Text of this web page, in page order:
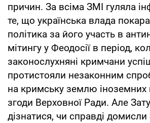
причин. За всіма ЗМІ гуляла
те, що українська влада
політика за його участь в
мітингу у Феодосії в період,
законослухняні кримчани
протистояли незаконним
на кримську землю іноземних
згоди Верховної Ради. Але
дізнатися, чи справді